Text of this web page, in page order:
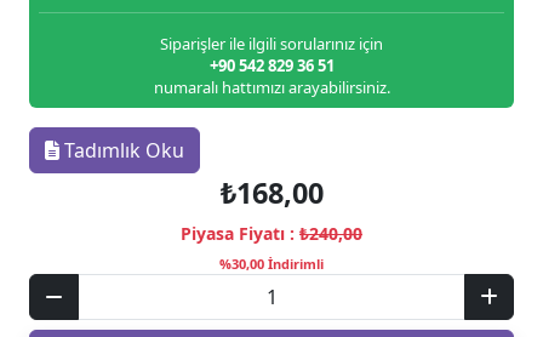
Siparişler ile ilgili sorularınız için
+90 542 829 36 51
numaralı hattımızı arayabilirsiniz.
Tadımlık Oku
₺168,00
Piyasa Fiyatı : ₺240,00
%30,00 İndirimli